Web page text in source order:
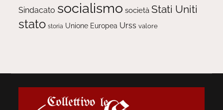
Sindacato socialismo società Stati Uniti
stato storia Unione Europea Urss valore